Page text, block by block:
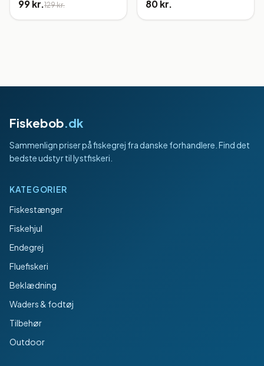
99 kr.129 kr. 80 kr.
Fiskebob.dk
Sammenlign priser på fiskegrej fra danske forhandlere. Find det
bedste udstyr til lystfiskeri.
KATEGORIER
Fiskestænger
Fiskehjul
Endegrej
Fluefiskeri
Beklædning
Waders & fodtøj
Tilbehør
Outdoor